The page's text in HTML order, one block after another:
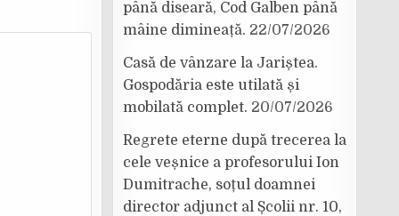
până diseară, Cod Galben până
mâine dimineață. 22/07/2026
Casă de vânzare la Jariștea.
Gospodăria este utilată și
mobilată complet. 20/07/2026
Regrete eterne după trecerea la
cele veșnice a profesorului Ion
Dumitrache, soțul doamnei
director adjunct al Școlii nr. 10,